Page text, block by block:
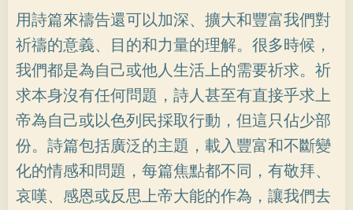
用詩篇來禱告還可以加深、擴大和豐富我們對
祈禱的意義、目的和力量的理解。很多時候，
我們都是為自己或他人生活上的需要祈求。祈
求本身沒有任何問題，詩人甚至有直接乎求上
帝為自己或以色列民採取行動，但這只佔少部
份。詩篇包括廣泛的主題，載入豐富和不斷變
化的情感和問題，每篇焦點都不同，有敬拜、
哀嘆、感恩或反思上帝大能的作為，讓我們去